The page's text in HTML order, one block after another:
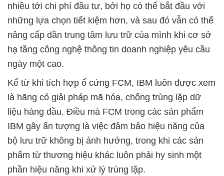
nhiều tới chi phí đầu tư, bởi họ có thể bắt đầu với
những lựa chọn tiết kiệm hơn, và sau đó vẫn có thể
nâng cấp dần trung tâm lưu trữ của mình khi cơ sở
hạ tầng công nghệ thông tin doanh nghiệp yêu cầu
ngày một cao.
Kể từ khi tích hợp ổ cứng FCM, IBM luôn được xem
là hãng có giải pháp mã hóa, chống trùng lặp dữ
liệu hàng đầu. Điều mà FCM trong các sản phẩm
IBM gây ấn tượng là việc đảm bảo hiệu năng của
bộ lưu trữ không bị ảnh hưởng, trong khi các sản
phẩm từ thương hiệu khác luôn phải hy sinh một
phần hiệu năng khi xử lý trùng lặp.